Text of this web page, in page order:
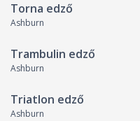
Torna edző
Ashburn
Trambulin edző
Ashburn
Triatlon edző
Ashburn